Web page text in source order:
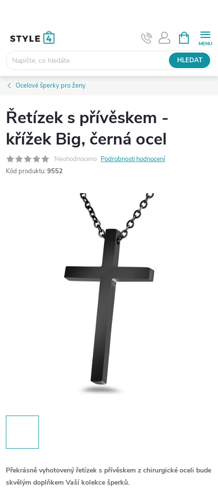
HLEDAT
NÁKUPNÍ
KOŠÍK
Ocelové šperky pro ženy
Řetízek s přívěskem -
křížek Big, černá ocel
Neohodnoceno Podrobnosti hodnocení
Kód produktu: 9552
Překrásně vyhotovený řetízek s přívěskem z chirurgické oceli bude
skvělým doplňkem Vaší kolekce šperků.